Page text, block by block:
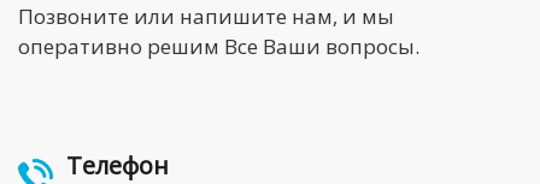
Позвоните или напишите нам, и мы
оперативно решим Все Ваши вопросы.
Телефон